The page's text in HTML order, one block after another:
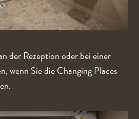
der Rezeption oder bei einer
wenn Sie die Changing Places